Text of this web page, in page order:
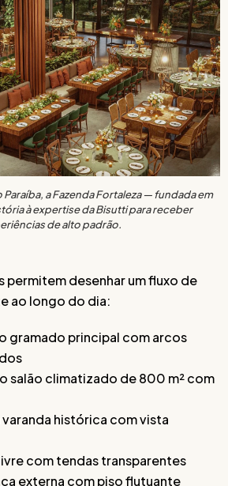
a Fazenda Fortaleza — fundada em
à expertise da Bisutti para receber
de alto padrão.
permitem desenhar um fluxo de
ao longo do dia:
gramado principal com arcos
salão climatizado de 800 m² com
histórica com vista
com tendas transparentes
externa com piso flutuante